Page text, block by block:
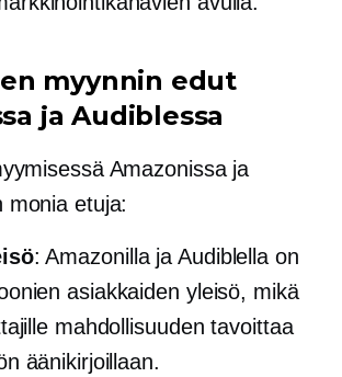
myynnin edut
ja Audiblessa
Amazonissa ja
monia etuja:
: Amazonilla ja Audiblella on
asiakkaiden yleisö, mikä
mahdollisuuden tavoittaa
äänikirjoillaan.